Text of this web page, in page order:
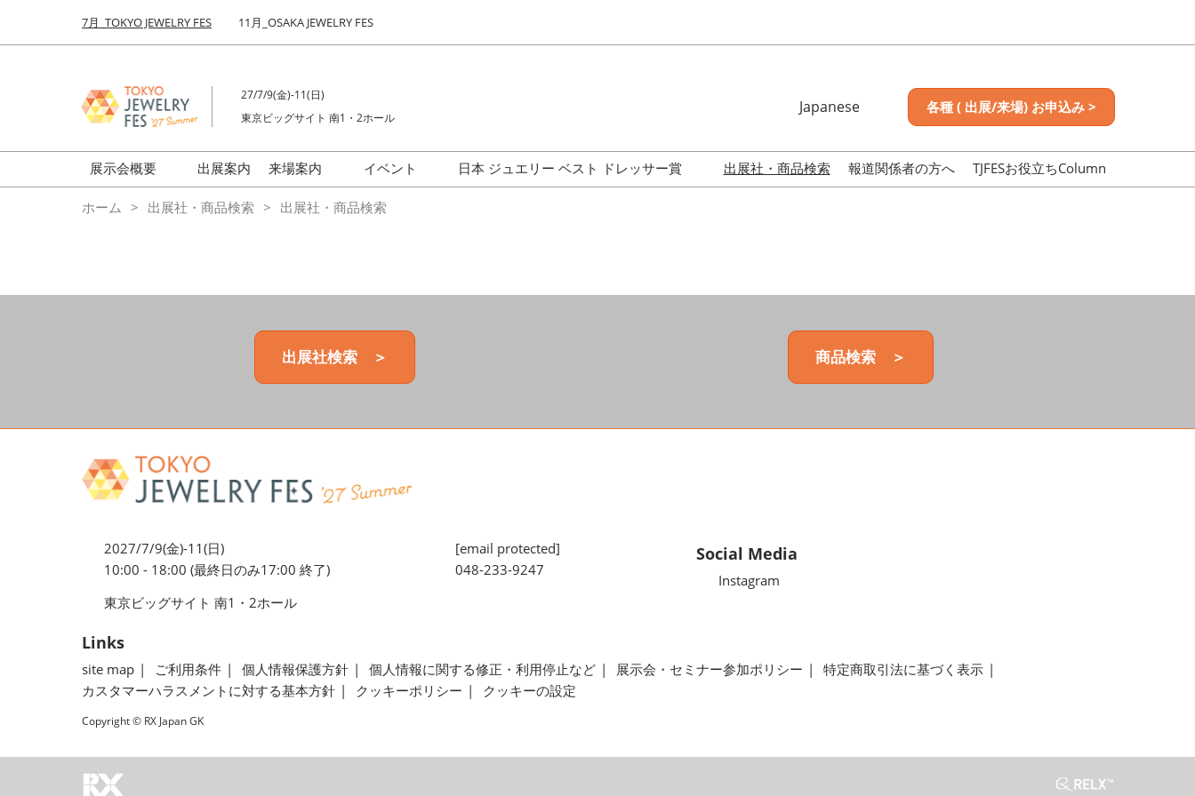
キ
し
て
む
to
7月_TOKYO JEWELRY FES 11月_OSAKA JEWELRY FES
27/7/9(金)-11(日)
東京ビッグサイト 南1・2ホール
Japanese
English
各種 ( 出展/来場) お申込み >
展示会概要
前回来場者数
ミネラル&ストーンFES
出展案内
来場案内
会場の様子
イベント
日本 ジュエリー ベスト ドレッサー賞
出展社・商品検索 報道関係者の方へ TJFESお役立ちColumn
ホーム 出展社・商品検索 出展社・商品検索
出展社検索 ＞ 商品検索 ＞
2027/7/9(金)-11(日)
10:00 - 18:00 (最終日のみ17:00 終了)
東京ビッグサイト 南1・2ホール
[email protected]
048-233-9247
Social Media
Instagram
Links
site map ご利用条件 個人情報保護方針 個人情報に関する修正・利用停止など 展示会・セミナー参加ポリシー
特定商取引法に基づく表示
カスタマーハラスメントに対する基本方針
クッキーポリシー クッキーの設定
Copyright © RX Japan GK